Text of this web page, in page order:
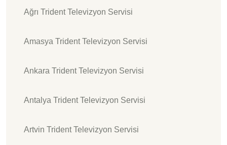
Ağrı Trident Televizyon Servisi
Amasya Trident Televizyon Servisi
Ankara Trident Televizyon Servisi
Antalya Trident Televizyon Servisi
Artvin Trident Televizyon Servisi